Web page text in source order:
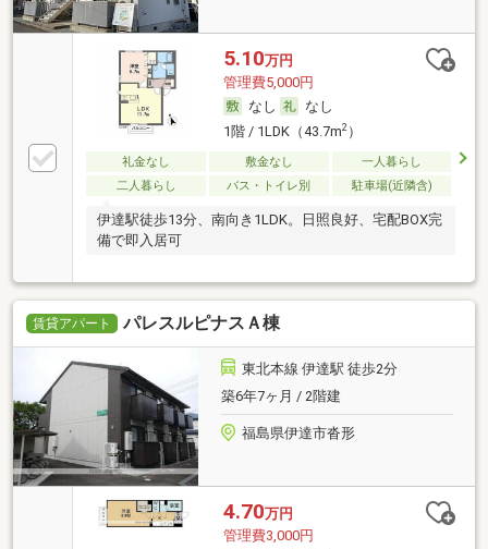
5.10万円
管理費5,000円
なし
なし
1階 / 1LDK（43.7m2）
礼金なし 敷金なし
一人暮らし
二人暮らし
バス・トイレ別 駐車場(近隣含)
伊達駅徒歩13分、南向き1LDK。日照良好、宅配BOX完
備で即入居可
賃貸アパート パレスルピナスＡ棟
東北本線 伊達駅 徒歩2分
築6年7ヶ月 / 2階建
福島県伊達市沓形
4.70万円
管理費3,000円